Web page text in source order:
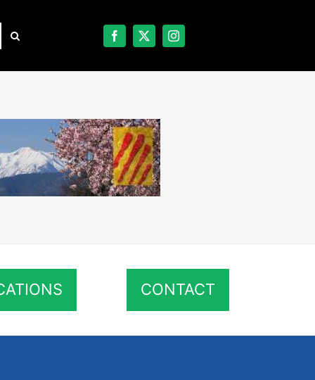
CONTACT